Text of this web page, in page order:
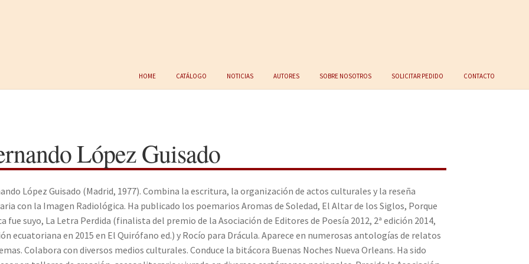
Home Catálogo Noticias Autores Sobre nosotros Solicitar Pedido Contacto
López Guisado
López Guisado (Madrid, 1977). Combina la escritura, la organización de actos culturales y la reseña
con la Imagen Radiológica. Ha publicado los poemarios Aromas de Soledad, El Altar de los Siglos, Porque
fue suyo, La Letra Perdida (finalista del premio de la Asociación de Editores de Poesía 2012, 2ª edición 2014,
ecuatoriana en 2015 en El Quirófano ed.) y Rocío para Drácula. Aparece en numerosas antologías de relatos
Colabora con diversos medios culturales. Conduce la bitácora Buenas Noches Nueva Orleans. Ha sido